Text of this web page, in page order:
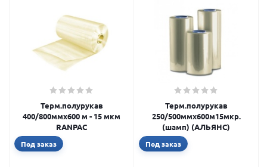
Терм.полурукав
400/800ммх600 м - 15 мкм
RANPAC
Под заказ
Терм.полурукав
250/500ммх600м15мкр.
(шамп) (АЛЬЯНС)
Под заказ